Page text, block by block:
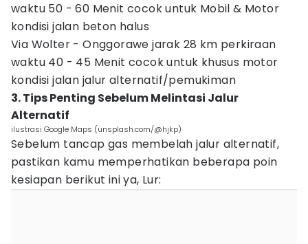
waktu 50 - 60 Menit cocok untuk Mobil & Motor
kondisi jalan beton halus
Via Wolter - Onggorawe jarak 28 km perkiraan
waktu 40 - 45 Menit cocok untuk khusus motor
kondisi jalan jalur alternatif/pemukiman
3. Tips Penting Sebelum Melintasi Jalur
Alternatif
ilustrasi Google Maps (unsplash.com/@hjkp)
Sebelum tancap gas membelah jalur alternatif,
pastikan kamu memperhatikan beberapa poin
kesiapan berikut ini ya, Lur: